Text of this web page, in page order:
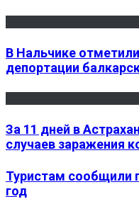
В Нальчике
депортации
За 11 дней в
случаев заражения
Туристам сообщили
год